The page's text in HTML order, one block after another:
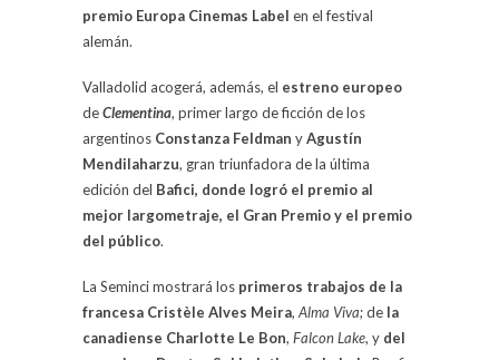
premio Europa Cinemas Label en el festival
alemán.
Valladolid acogerá, además, el estreno europeo
deClementina, primer largo de ficción de los
argentinos Constanza Feldman yAgustín
Mendilaharzu, gran triunfadora de la última
edición del Bafici, donde logró el premio al
mejor largometraje, el Gran Premio y el premio
del público.
La Seminci mostrará los primeros trabajos de la
francesa Cristèle Alves Meira, Alma Viva; de la
canadiense Charlotte Le Bon, Falcon Lake, y del